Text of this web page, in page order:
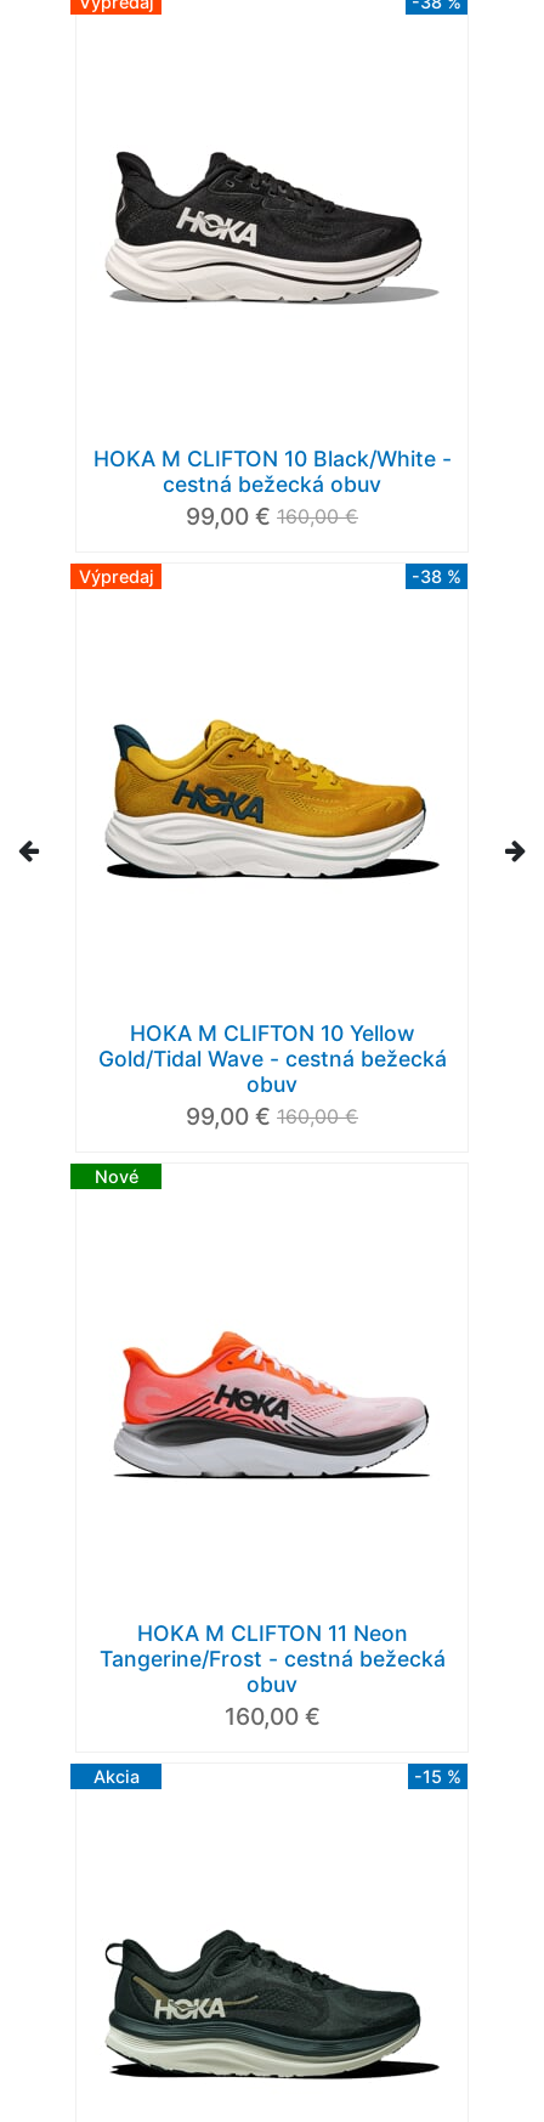
HOKA M CLIFTON 10 Black/White -
cestná bežecká obuv
99,00 € 160,00 €
Výpredaj -38 %
HOKA M CLIFTON 10 Yellow
Gold/Tidal Wave - cestná bežecká
obuv
99,00 € 160,00 €
Nové
HOKA M CLIFTON 11 Neon
Tangerine/Frost - cestná bežecká
obuv
160,00 €
Akcia -15 %